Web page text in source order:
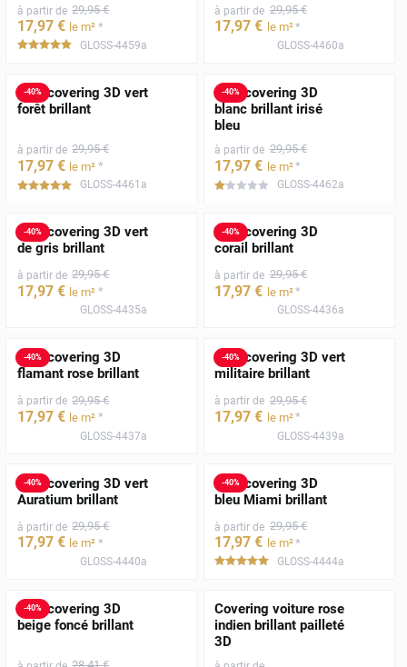
à partir de 29,95 €
17,97 € le m² *
*****
GLOSS-4459a
à partir de 29,95 €
17,97 € le m²*
GLOSS-4460a
-40%
Film covering 3D vert
forêt brillant
à partir de 29,95 €
17,97 € le m² *
*****
GLOSS-4461a
-40%
Film covering 3D
blanc brillant irisé
bleu
à partir de 29,95 €
17,97 € le m²*
***** GLOSS-4462a
-40%
Film covering 3D vert
de gris brillant
à partir de 29,95 €
17,97 € le m² *
GLOSS-4435a
-40%
Film covering 3D
corail brillant
à partir de 29,95 €
17,97 € le m²*
GLOSS-4436a
-40%
Film covering 3D
flamant rose brillant
à partir de 29,95 €
17,97 € le m² *
GLOSS-4437a
-40%
Film covering 3D vert
militaire brillant
à partir de 29,95 €
17,97 € le m²*
GLOSS-4439a
-40%
Film covering 3D vert
Auratium brillant
à partir de 29,95 €
17,97 € le m² *
GLOSS-4440a
-40%
Film covering 3D
bleu Miami brillant
à partir de 29,95 €
17,97 € le m²*
*****
GLOSS-4444a
-40%
Film covering 3D
beige foncé brillant
Covering voiture rose
indien brillant pailleté
3D